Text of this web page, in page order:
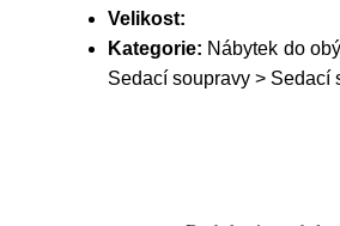
Velikost:
Kategorie: Nábytek do
Sedací soupravy > Sedací